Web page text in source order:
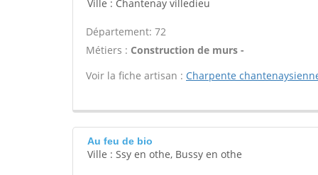
Ville : Chantenay villedieu
Département: 72
Métiers : Construction de murs -
Voir la fiche artisan : Charpente
Au feu de bio
Ville : Ssy en othe, Bussy en othe